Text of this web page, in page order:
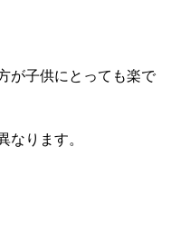
が子供にとっても楽で
なります。